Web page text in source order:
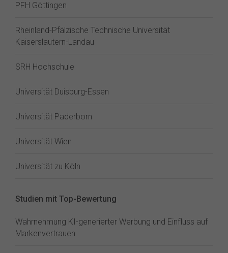
PFH Göttingen
Rheinland-Pfälzische Technische Universität
Kaiserslautern-Landau
SRH Hochschule
Universität Duisburg-Essen
Universität Paderborn
Universität Wien
Universität zu Köln
Studien mit Top-Bewertung
Wahrnehmung KI-generierter Werbung und Einfluss auf
Markenvertrauen